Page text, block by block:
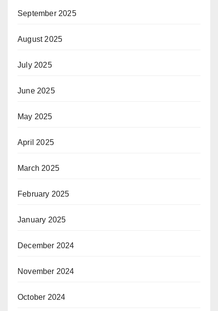
September 2025
August 2025
July 2025
June 2025
May 2025
April 2025
March 2025
February 2025
January 2025
December 2024
November 2024
October 2024